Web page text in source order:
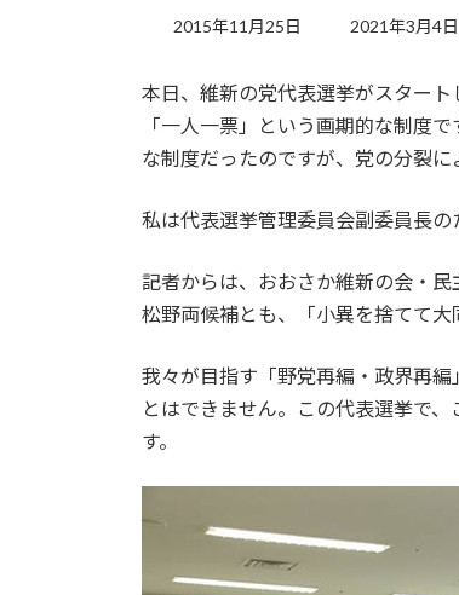
2015年11月25日
最
新
日
時
2021年3月4日
本日、維新の党代表選挙がスター
「一人一票」という画期的な制度
な制度だったのですが、党の分裂に
私は代表選挙管理委員会副委員長の
記者からは、おおさか維新の会・
松野両候補とも、「小異を捨てて大
我々が目指す「野党再編・政界再
とはできません。この代表選挙で
す。